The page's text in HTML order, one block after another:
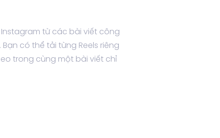
từ các bài viết công
có thể tải từng Reels riêng
trong cùng một bài viết chỉ